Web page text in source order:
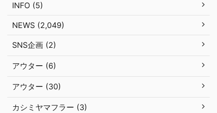
INFO (5)
NEWS (2,049)
SNS企画 (2)
アウター (6)
アウター (30)
カシミヤマフラー (3)